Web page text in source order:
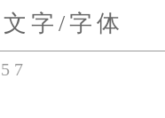
字/字体